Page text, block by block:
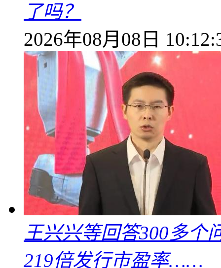
了吗？
2026年08月08日
王兴兴等回答300多个
219倍发行市盈率……